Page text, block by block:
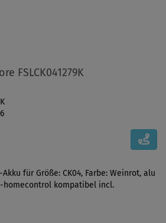
FSLCK041279K
für Größe: CK04, Farbe: Weinrot, alu
homecontrol kompatibel incl.